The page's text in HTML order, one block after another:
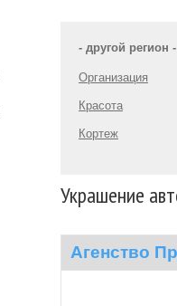
- другой регион -
Организация
Красота
Кортеж
Украшение
Агенство